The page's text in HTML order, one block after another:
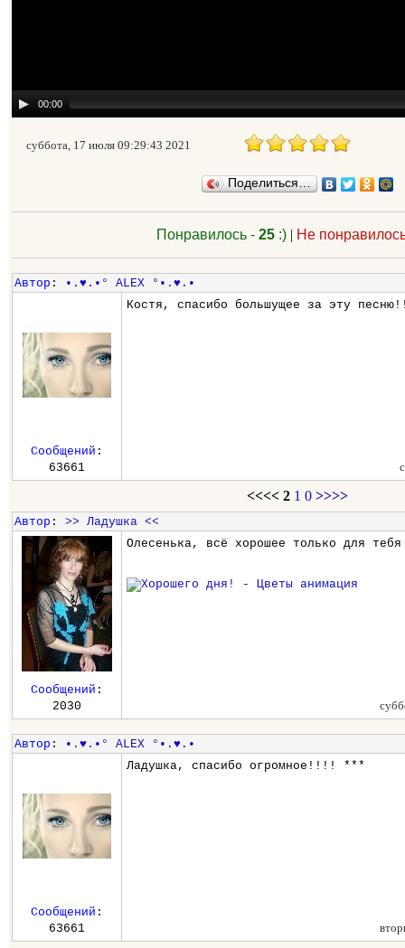
00:00
суббота, 17 июля 09:29:43 2021
Поделиться…
Понравилось -25 :) | Не
Автор :
•.♥.•° ALEX °•.♥.•
Костя, спасибо большущее за эту
Сообщений :
63661
<<<< 2 1 0 >>>>
Автор : >> Ладушка <<
Олесенька, всё хорошее только для
Сообщений :
2030
Автор :
•.♥.•° ALEX °•.♥.•
Ладушка, спасибо огромное!!!! ***
Сообщений :
63661